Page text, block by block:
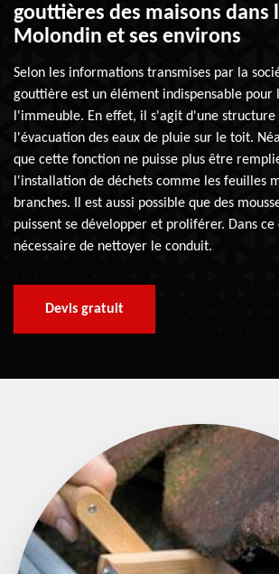
gouttières des maisons dans
Molondin et ses environs
Selon les informations transmises par la
gouttière est un élément indispensable pour
l'immeuble. En effet, il s'agit d'une structure
l'évacuation des eaux de pluie sur le toit.
que cette fonction ne puisse plus être
l'installation de déchets comme les feuilles
branches. Il est aussi possible que des
puissent se développer et proliférer. Dans ce
nécessaire de nettoyer le conduit.
Devis gratuit